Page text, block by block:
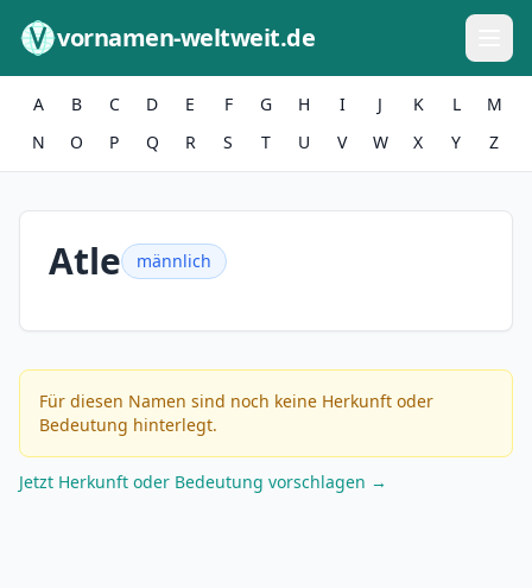
vornamen-weltweit.de
A B C D E F G H I J K L
M
N
O P Q R S T U V W X Y Z
Atle männlich
Für diesen Namen sind noch keine Herkunft oder
Bedeutung hinterlegt.
Jetzt Herkunft oder Bedeutung vorschlagen →